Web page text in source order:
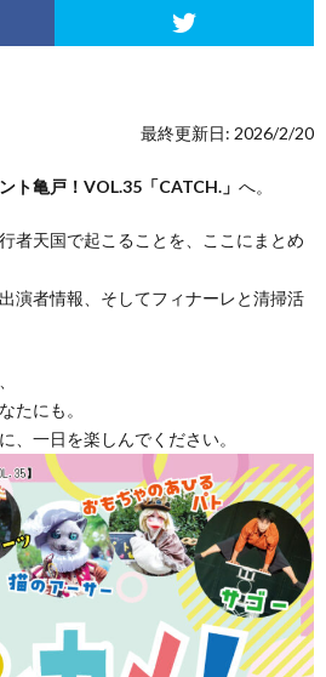
最終更新日: 2026/2/20
ト亀戸！VOL.35「CATCH.」 へ。
者天国で起こることを、ここにまとめ
演者情報、そしてフィナーレと清掃活
たにも。
、一日を楽しんでください。